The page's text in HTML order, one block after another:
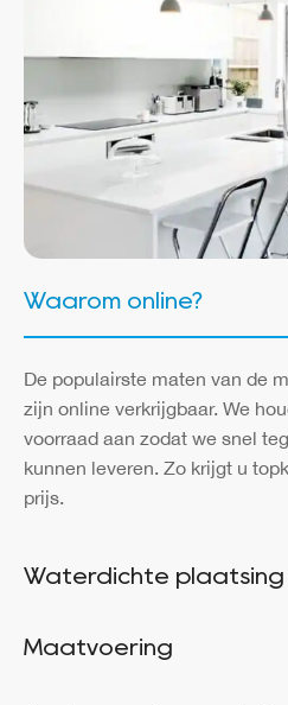
Waarom online?
De populairste maten van de
zijn online verkrijgbaar. We
voorraad aan zodat we snel
kunnen leveren. Zo krijgt u
prijs.
Waterdichte
Maatvoering